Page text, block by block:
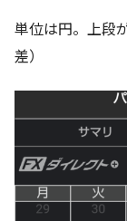
単位は円。上段
差）